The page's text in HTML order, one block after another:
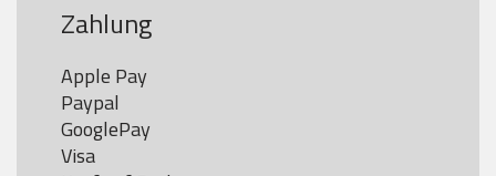
Zahlung
Apple Pay
Paypal
GooglePay
Visa